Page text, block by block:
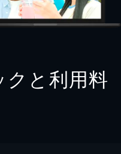
と利用料